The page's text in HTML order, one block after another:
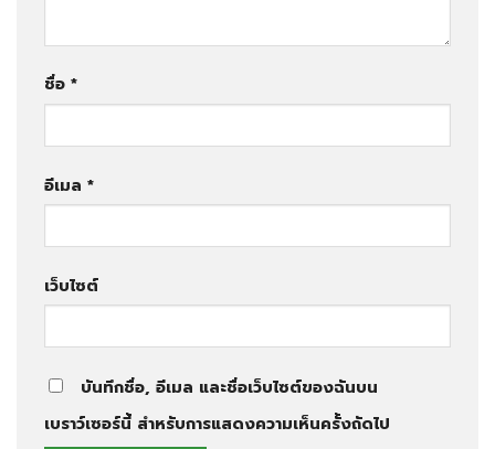
ชื่อ *
อีเมล *
เว็บไซต์
บันทึกชื่อ, อีเมล และชื่อเว็บไซต์ของฉันบน
เบราว์เซอร์นี้ สำหรับการแสดงความเห็นครั้งถัดไป